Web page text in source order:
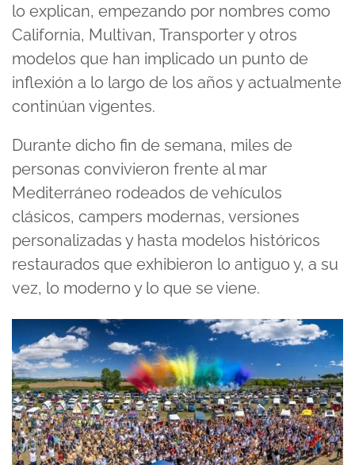
lo explican, empezando por nombres como
California, Multivan, Transporter y otros
modelos que han implicado un punto de
inflexión a lo largo de los años y actualmente
continúan vigentes.
Durante dicho fin de semana, miles de
personas convivieron frente al mar
Mediterráneo rodeados de vehículos
clásicos, campers modernas, versiones
personalizadas y hasta modelos históricos
restaurados que exhibieron lo antiguo y, a su
vez, lo moderno y lo que se viene.